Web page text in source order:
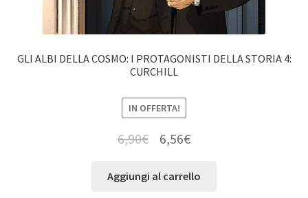
GLI ALBI DELLA COSMO: I PROTAGONISTI DELLA STORIA 4:
CURCHILL
IN OFFERTA!
6,90€ 6,56€
Aggiungi al carrello